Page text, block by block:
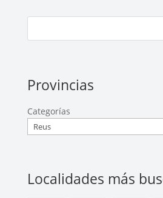
Provincias
Categorías
Localidades más